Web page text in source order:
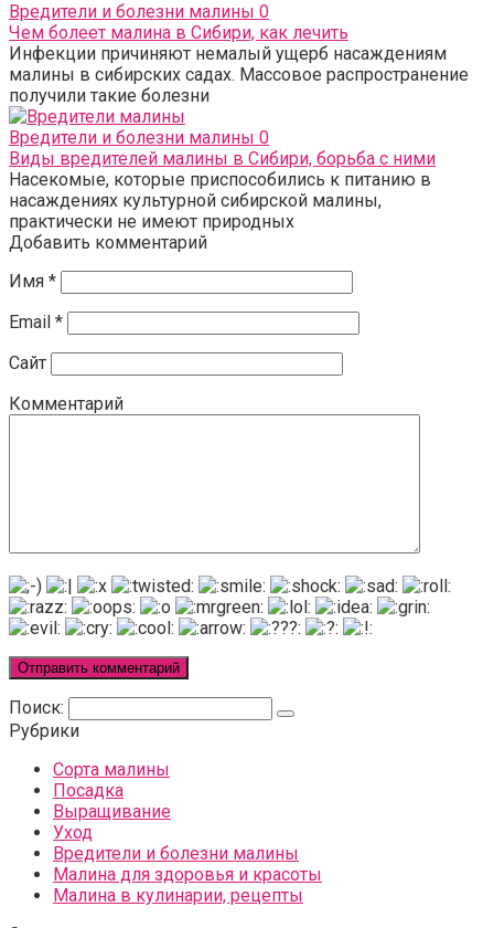
Вредители и болезни малины 0
Чем болеет малина в Сибири, как лечить
Инфекции причиняют немалый ущерб насаждениям
малины в сибирских садах. Массовое распространение
получили такие болезни
Вредители и болезни малины 0
Виды вредителей малины в Сибири, борьба с ними
Насекомые, которые приспособились к питанию в
насаждениях культурной сибирской малины,
практически не имеют природных
Добавить комментарий
Имя *
Email *
Сайт
Комментарий
Поиск:
Рубрики
Сорта малины
Посадка
Выращивание
Уход
Вредители и болезни малины
Малина для здоровья и красоты
Малина в кулинарии, рецепты